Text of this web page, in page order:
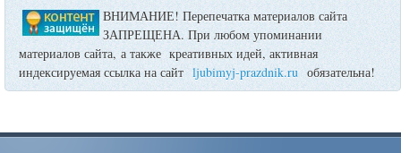
ВНИМАНИЕ! Перепечатка материалов сайта
ЗАПРЕЩЕНА. При любом упоминании
материалов сайта, а также креативных идей, активная
индексируемая ссылка на сайт ljubimyj-prazdnik.ru обязательна!